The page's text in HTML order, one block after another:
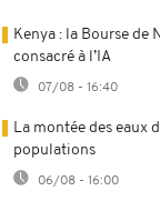
Kenya : la Bourse de
consacré à l’IA
07/08 - 16:40
La montée des eaux
populations
06/08 - 16:00